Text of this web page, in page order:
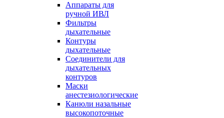
Аппараты для
ручной ИВЛ
Фильтры
дыхательные
Контуры
дыхательные
Соединители для
дыхательных
контуров
Маски
анестезиологические
Канюли назальные
высокопоточные